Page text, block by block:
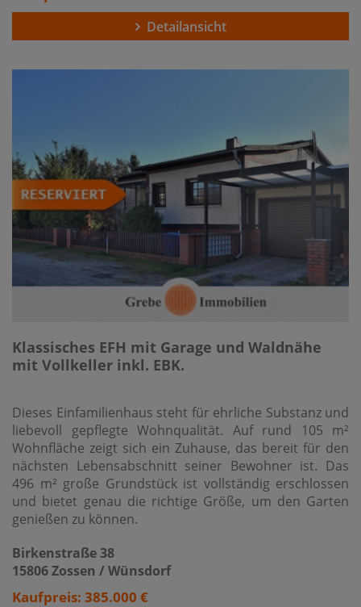
Detailansicht
Klassisches EFH mit Garage und Waldnähe
mit Vollkeller inkl. EBK.
Dieses Einfamilienhaus steht für ehrliche Substanz und
liebevoll gepflegte Wohnqualität. Auf rund 105 m²
Wohnfläche zeigt sich ein Zuhause, das bereit für den
nächsten Lebensabschnitt seiner Bewohner ist. Das
496 m² große Grundstück ist vollständig erschlossen
und bietet genau die richtige Größe, um den Garten
genießen zu können.
Birkenstraße 38
15806 Zossen / Wünsdorf
Kaufpreis: 385.000 €